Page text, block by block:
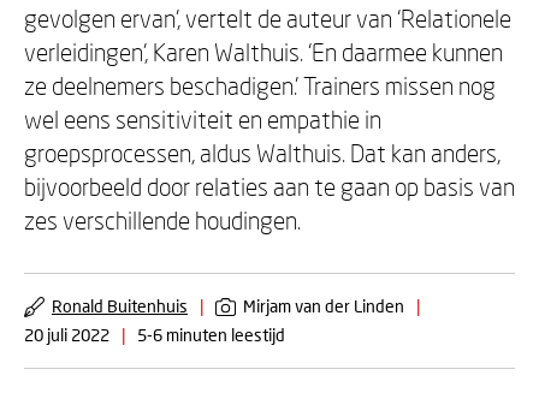
gevolgen ervan’, vertelt de auteur van ‘Relationele
verleidingen’, Karen Walthuis. ‘En daarmee kunnen
ze deelnemers beschadigen.’ Trainers missen nog
wel eens sensitiviteit en empathie in
groepsprocessen, aldus Walthuis. Dat kan anders,
bijvoorbeeld door relaties aan te gaan op basis van
zes verschillende houdingen.
Ronald Buitenhuis | Mirjam van der Linden
|
20 juli 2022
| 5-6 minuten leestijd